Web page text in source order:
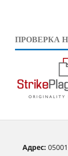
ПРОВЕРКА
Адрес: